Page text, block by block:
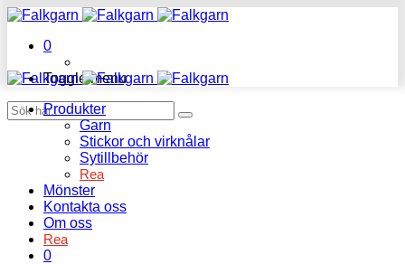
0
Toggle menu
Produkter
Garn
Stickor och virknålar
Sytillbehör
Rea
Mönster
Kontakta oss
Om oss
Rea
0